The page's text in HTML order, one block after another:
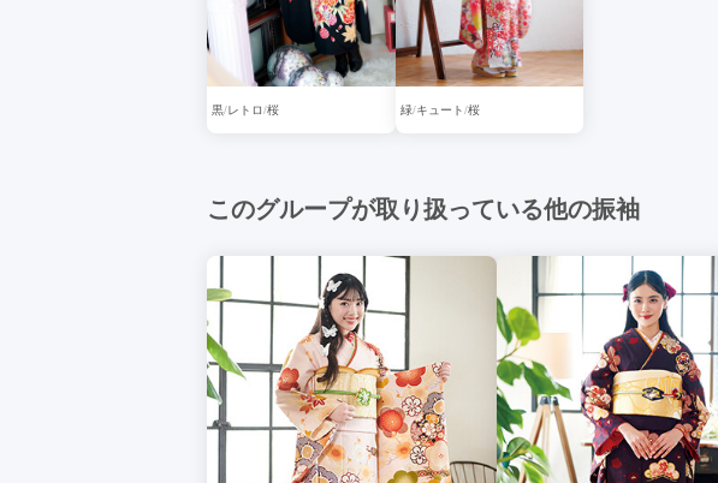
黒 レトロ 桜 緑 キュート 桜
このグループが取り扱っている他の振袖